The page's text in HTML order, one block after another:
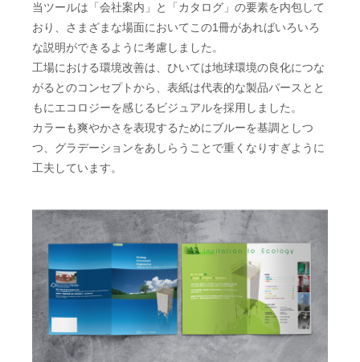
当ツールは「会社案内」と「カタログ」の要素を内包して
おり、さまざまな場面においてこの1冊があればいろいろ
な説明ができるように考慮しました。
工場における環境改善は、ひいては地球環境の良化につな
がるとのコンセプトから、表紙は代表的な製品パースとと
もにエコロジーを感じるビジュアルを採用しました。
カラーも爽やかさを表現するためにブルーを基調としつ
つ、グラデーションをあしらうことで重くなりすぎように
工夫しています。